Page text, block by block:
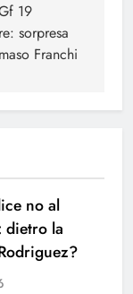
19
sorpresa
Franchi
no al
dietro la